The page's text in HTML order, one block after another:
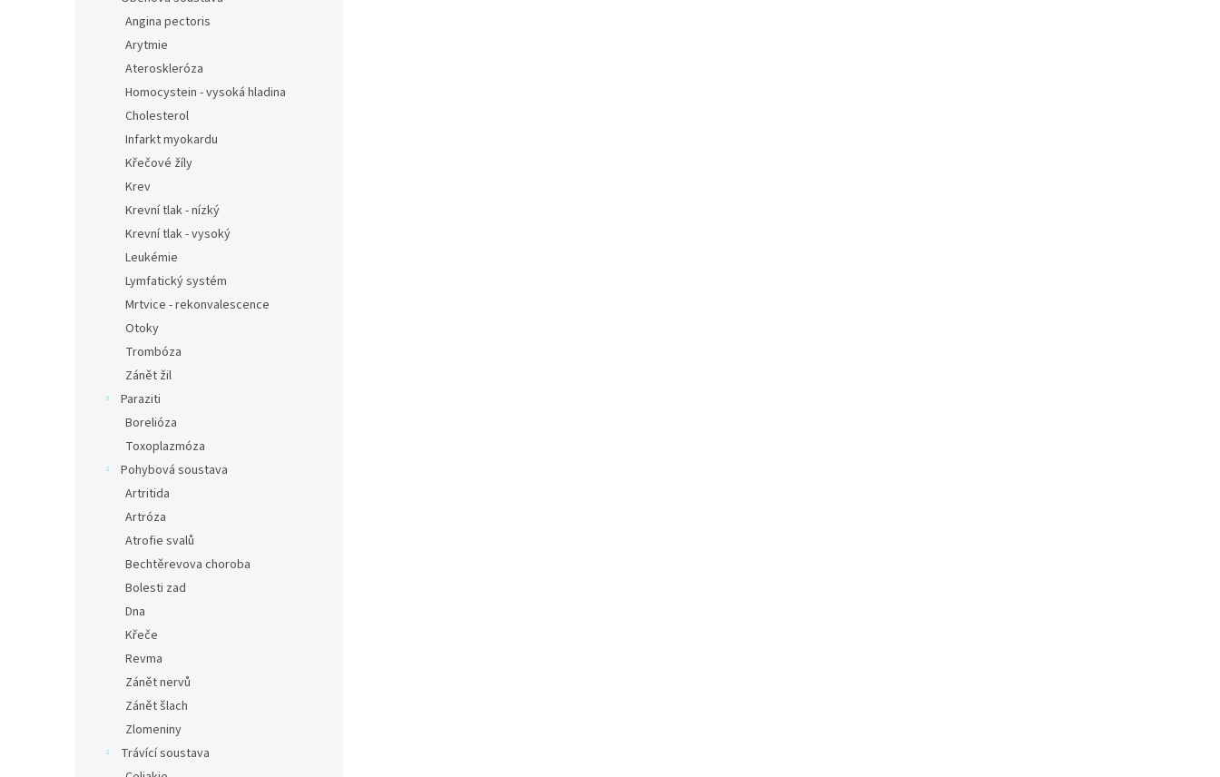
Angina pectoris
Arytmie
Ateroskleróza
Homocystein - vysoká hladina
Cholesterol
Infarkt myokardu
Křečové žíly
Krev
Krevní tlak - nízký
Krevní tlak - vysoký
Leukémie
Lymfatický systém
Mrtvice - rekonvalescence
Otoky
Trombóza
Zánět žil
Paraziti
Borelióza
Toxoplazmóza
Pohybová soustava
Artritida
Artróza
Atrofie svalů
Bechtěrevova choroba
Bolesti zad
Dna
Křeče
Revma
Zánět nervů
Zánět šlach
Zlomeniny
Trávící soustava